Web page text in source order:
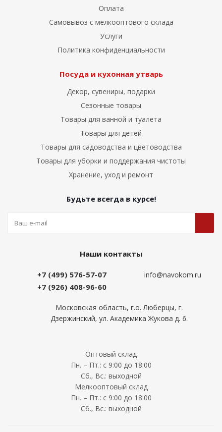
Оплата
Самовывоз с мелкооптового склада
Услуги
Политика конфиденциальности
Посуда и кухонная утварь
Декор, сувениры, подарки
Сезонные товары
Товары для ванной и туалета
Товары для детей
Товары для садоводства и цветоводства
Товары для уборки и поддержания чистоты
Хранение, уход и ремонт
Будьте всегда в курсе!
Наши контакты
+7 (499) 576-57-07
+7 (926) 408-96-60
info@navokom.ru
Московская область, г.о. Люберцы, г.
Дзержинский, ул. Академика Жукова д. 6.
Оптовый склад
Пн. – Пт.: с 9:00 до 18:00
Сб., Вс.: выходной
Мелкооптовый склад
Пн. – Пт.: с 9:00 до 18:00
Сб., Вс.: выходной